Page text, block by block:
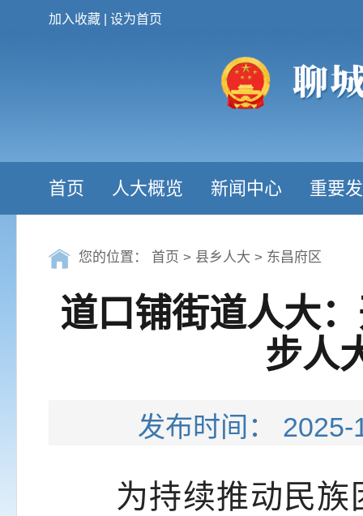
加入收藏 设为首页
首页 人大概览 新闻中心 重要
您的位置： 首页 > 县乡人大 > 东昌府区
道口铺街道人大
步人
发布时间：
为持续推动民族团